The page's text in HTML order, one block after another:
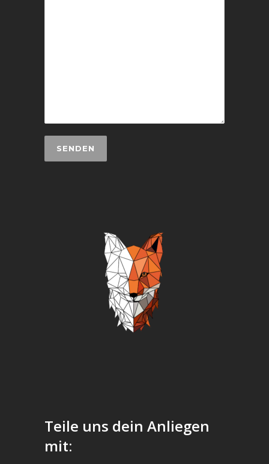
Teile uns dein Anliegen
mit: